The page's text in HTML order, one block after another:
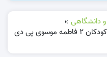
دانشگاهی »
دانلود PDF کتاب ژلوفن بیماری های کودکان 2 فاطمه موسوی پی دی